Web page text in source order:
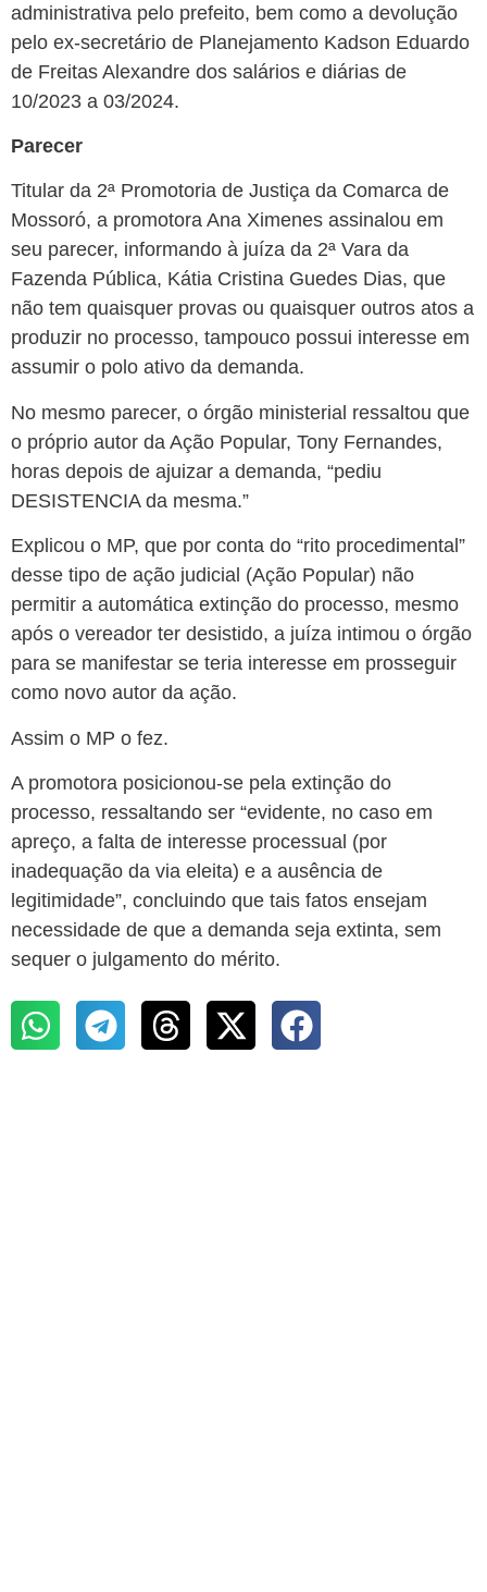
administrativa pelo prefeito, bem como a devolução
pelo ex-secretário de Planejamento Kadson Eduardo
de Freitas Alexandre dos salários e diárias de
10/2023 a 03/2024.
Parecer
Titular da 2ª Promotoria de Justiça da Comarca de
Mossoró, a promotora Ana Ximenes assinalou em
seu parecer, informando à juíza da 2ª Vara da
Fazenda Pública, Kátia Cristina Guedes Dias, que
não tem quaisquer provas ou quaisquer outros atos a
produzir no processo, tampouco possui interesse em
assumir o polo ativo da demanda.
No mesmo parecer, o órgão ministerial ressaltou que
o próprio autor da Ação Popular, Tony Fernandes,
horas depois de ajuizar a demanda, “pediu
DESISTENCIA da mesma.”
Explicou o MP, que por conta do “rito procedimental”
desse tipo de ação judicial (Ação Popular) não
permitir a automática extinção do processo, mesmo
após o vereador ter desistido, a juíza intimou o órgão
para se manifestar se teria interesse em prosseguir
como novo autor da ação.
Assim o MP o fez.
A promotora posicionou-se pela extinção do
processo, ressaltando ser “evidente, no caso em
apreço, a falta de interesse processual (por
inadequação da via eleita) e a ausência de
legitimidade”, concluindo que tais fatos ensejam
necessidade de que a demanda seja extinta, sem
sequer o julgamento do mérito.